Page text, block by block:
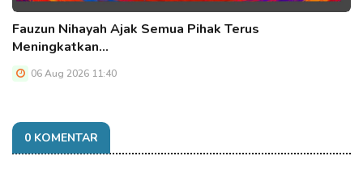
Fauzun Nihayah Ajak Semua Pihak Terus
Meningkatkan…
06 Aug 2026 11:40
0 KOMENTAR